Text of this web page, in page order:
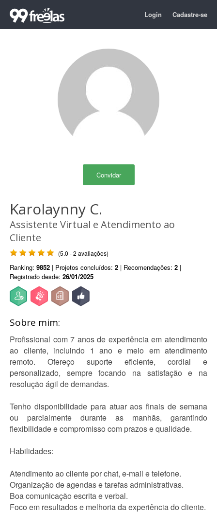
Login Cadastre-se
Convidar
Karolaynny C.
Assistente Virtual e Atendimento ao
Cliente
(5.0 - 2 avaliações)
Ranking: 9852 | Projetos concluídos: 2 | Recomendações: 2 |
Registrado desde: 26/01/2025
Sobre mim:
Profissional com 7 anos de experiência em atendimento
ao cliente, incluindo 1 ano e meio em atendimento
remoto. Ofereço suporte eficiente, cordial e
personalizado, sempre focando na satisfação e na
resolução ágil de demandas.
Tenho disponibilidade para atuar aos finais de semana
ou parcialmente durante as manhãs, garantindo
flexibilidade e compromisso com prazos e qualidade.
Habilidades:
Atendimento ao cliente por chat, e-mail e telefone.
Organização de agendas e tarefas administrativas.
Boa comunicação escrita e verbal.
Foco em resultados e melhoria da experiência do cliente.